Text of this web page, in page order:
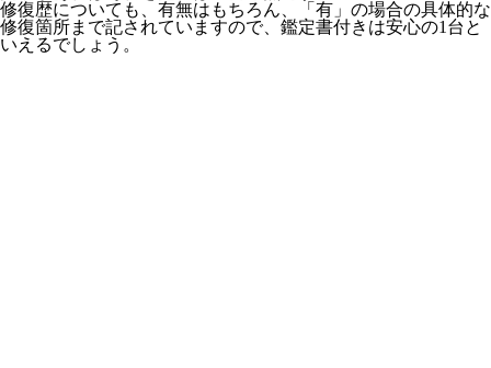
修復歴についても、有無はもちろん、「有」の場合の具体的な
修復箇所まで記されていますので、鑑定書付きは安心の1台と
いえるでしょう。